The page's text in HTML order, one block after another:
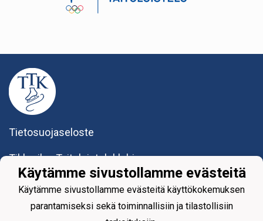
Tietosuojaseloste
Tikkurilan Taitoluisteluklubi ry
Yhteystiedot
Käytämme sivustollamme evästeitä
Käytämme sivustollamme evästeitä käyttökokemuksen
parantamiseksi sekä toiminnallisiin ja tilastollisiin